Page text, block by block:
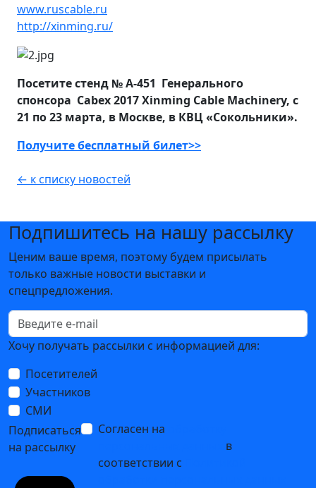
www.ruscable.ru
http://xinming.ru/
Посетите стенд № А-451 Генерального
спонсора Cabex 2017 Xinming Cable Machinery, с
21 по 23 марта, в Москве, в КВЦ «Сокольники».
Получите бесплатный билет>>
← к списку новостей
Подпишитесь на нашу рассылку
Ценим ваше время, поэтому будем присылать
только важные новости выставки и
спецпредложения.
Хочу получать рассылки с информацией для:
Посетителей
Участников
СМИ
Подписаться
на рассылку
Согласен на
в
соответствии с